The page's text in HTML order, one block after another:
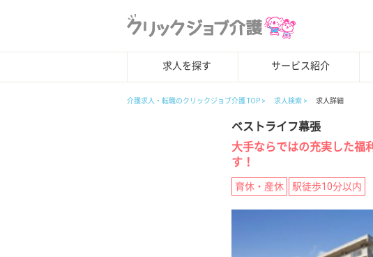
求人を探す サービス紹介
介護求人・転職のクリックジョブ介護 TOP 求人検索 求人詳細
ベストライフ幕張
大手ならではの充実した福
す！
育休・産休 駅徒歩10分以内